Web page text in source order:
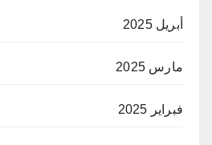
أبريل 2025
مارس 2025
فبراير 2025